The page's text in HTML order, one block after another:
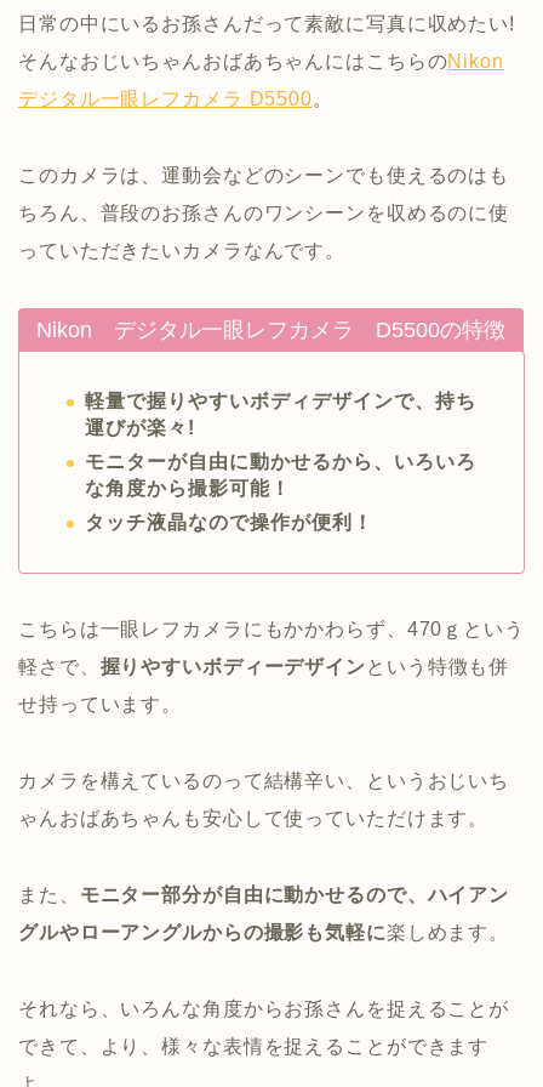
日常の中にいるお孫さんだって素敵に写真に収めたい!
そんなおじいちゃんおばあちゃんにはこちらのNikon
デジタル一眼レフカメラ D5500。
このカメラは、運動会などのシーンでも使えるのはも
ちろん、普段のお孫さんのワンシーンを収めるのに使
っていただきたいカメラなんです。
Nikon デジタル一眼レフカメラ D5500の特徴
軽量で握りやすいボディデザインで、持ち
運びが楽々!
モニターが自由に動かせるから、いろいろ
な角度から撮影可能！
タッチ液晶なので操作が便利！
こちらは一眼レフカメラにもかかわらず、470ｇという
軽さで、 握りやすいボディーデザインという特徴も併
せ持っています。
カメラを構えているのって結構辛い、というおじいち
ゃんおばあちゃんも安心して使っていただけます。
また、 モニター部分が自由に動かせるので、ハイアン
グルやローアングルからの撮影も気軽に楽しめます。
それなら、いろんな角度からお孫さんを捉えることが
できて、より、様々な表情を捉えることができます